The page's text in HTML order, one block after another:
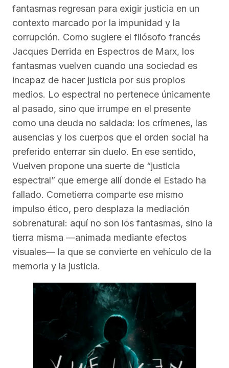
fantasmas regresan para exigir justicia en un
contexto marcado por la impunidad y la
corrupción. Como sugiere el filósofo francés
Jacques Derrida en Espectros de Marx, los
fantasmas vuelven cuando una sociedad es
incapaz de hacer justicia por sus propios
medios. Lo espectral no pertenece únicamente
al pasado, sino que irrumpe en el presente
como una deuda no saldada: los crímenes, las
ausencias y los cuerpos que el orden social ha
preferido enterrar sin duelo. En ese sentido,
Vuelven propone una suerte de “justicia
espectral” que emerge allí donde el Estado ha
fallado. Cometierra comparte ese mismo
impulso ético, pero desplaza la mediación
sobrenatural: aquí no son los fantasmas, sino la
tierra misma —animada mediante efectos
visuales— la que se convierte en vehículo de la
memoria y la justicia.